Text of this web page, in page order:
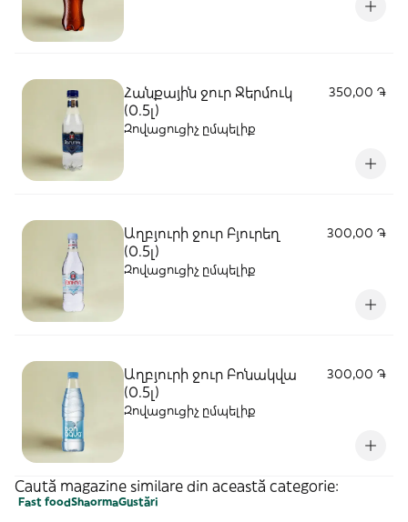
Հանքային ջուր Ջերմուկ
(0.5լ)
350,00 ֏
Զովացուցիչ ըմպելիք
Աղբյուրի ջուր Բյուրեղ
(0.5լ)
300,00 ֏
Զովացուցիչ ըմպելիք
Աղբյուրի ջուր Բոնակվա
(0.5լ)
300,00 ֏
Զովացուցիչ ըմպելիք
Caută magazine similare din această categorie:
Fast foodShaormaGustări